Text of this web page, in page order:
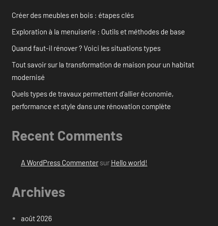
Créer des meubles en bois : étapes clés
Exploration à la menuiserie : Outils et méthodes de base
Quand faut-il rénover ? Voici les situations types
Tout savoir sur la transformation de maison pour un habitat
modernisé
Quels types de travaux permettent d’allier économie,
performance et style dans une rénovation complète
Recent Comments
A WordPress Commentersur Hello world!
Archives
août 2026